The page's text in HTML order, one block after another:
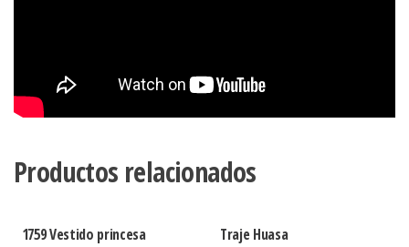
Productos relacionados
1759 Vestido princesa Traje Huasa